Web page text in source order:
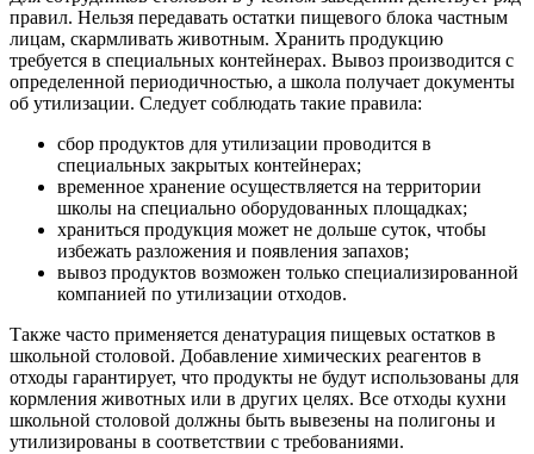
правил. Нельзя передавать остатки пищевого блока частным
лицам, скармливать животным. Хранить продукцию
требуется в специальных контейнерах. Вывоз производится с
определенной периодичностью, а школа получает документы
об утилизации. Следует соблюдать такие правила:
сбор продуктов для утилизации проводится в
специальных закрытых контейнерах;
временное хранение осуществляется на территории
школы на специально оборудованных площадках;
храниться продукция может не дольше суток, чтобы
избежать разложения и появления запахов;
вывоз продуктов возможен только специализированной
компанией по утилизации отходов.
Также часто применяется денатурация пищевых остатков в
школьной столовой. Добавление химических реагентов в
отходы гарантирует, что продукты не будут использованы для
кормления животных или в других целях. Все отходы кухни
школьной столовой должны быть вывезены на полигоны и
утилизированы в соответствии с требованиями.